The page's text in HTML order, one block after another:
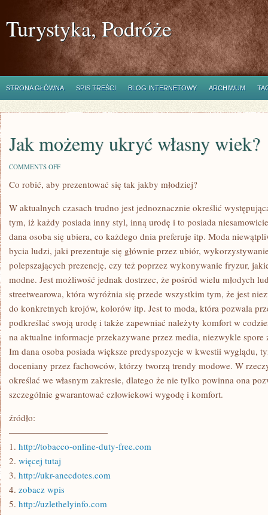
Turystyka, Podróże
STRONA GŁÓWNA SPIS TREŚCI BLOG INTERNETOWY ARCHIWUM
Jak możemy ukryć własny wiek?
COMMENTS OFFON
MOŻEMY
WIEK?
Co robić, aby prezentować się tak jakby młodziej?
W aktualnych czasach trudno jest jednoznacznie określić
tym, iż każdy posiada inny styl, inną urodę i to posiada
dana osoba się ubiera, co każdego dnia preferuje itp. Moda
bycia ludzi, jaki prezentuje się głównie przez ubiór,
polepszających prezencję, czy też poprzez wykonywanie fryzur,
modne. Jest możliwość jednak dostrzec, że pośród wielu młodych
streetwearowa, która wyróżnia się przede wszystkim tym, że jest
do konkretnych krojów, kolorów itp. Jest to moda, która pozwala
podkreślać swoją urodę i także zapewniać należyty komfort w
na aktualne informacje przekazywane przez media, niezwykle
Im dana osoba posiada większe predyspozycje w kwestii wyglądu,
doceniany przez fachowców, którzy tworzą trendy modowe. W
określać we własnym zakresie, dlatego że nie tylko powinna ona
szczególnie gwarantować człowiekowi wygodę i komfort.
źródło:
———————————
1. http://tobacco-online-duty-free.com
2. więcej tutaj
3. http://ukr-anecdotes.com
4. zobacz wpis
5. http://uzlethelyinfo.com